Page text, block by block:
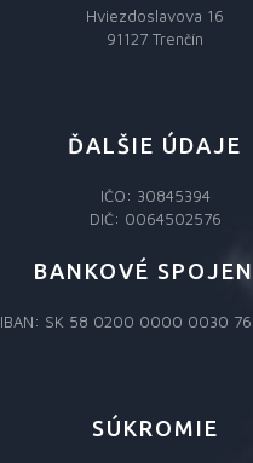
Hviezdoslavova 16
91127 Trenčín
ĎALŠIE ÚDAJE
IČO: 30845394
DIČ: 0064502576
BANKOVÉ
IBAN: SK 58 0200 0000 0030
SÚKROMIE